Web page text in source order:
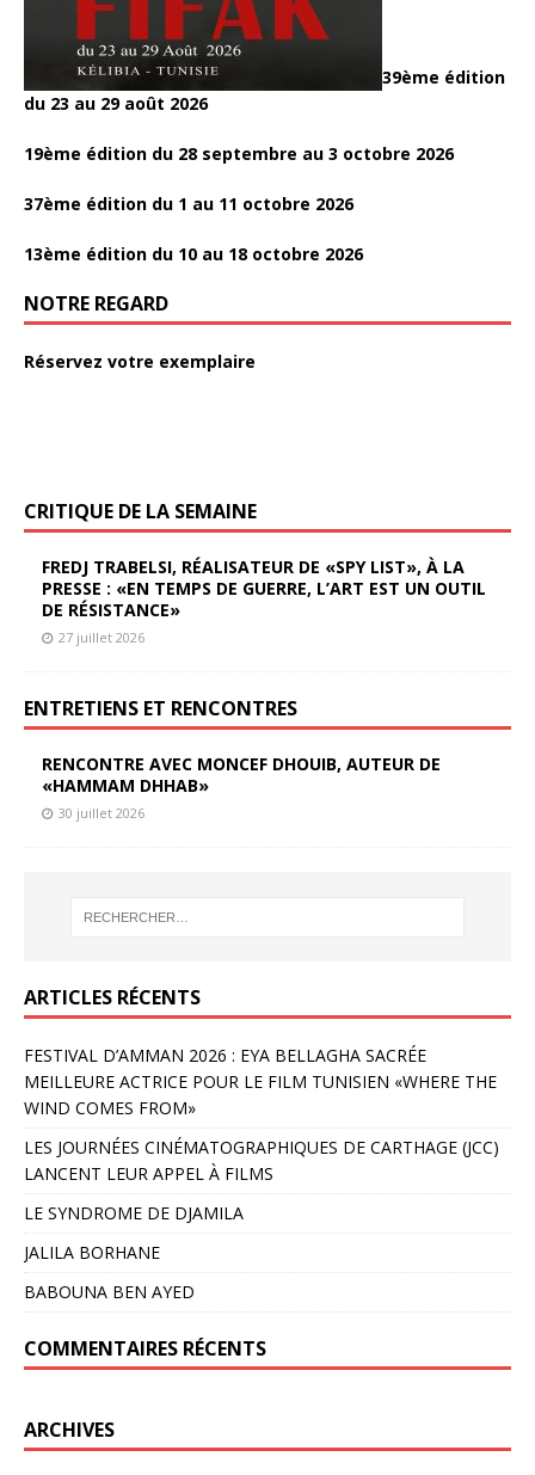
39ème édition
du 23 au 29 août 2026
19ème édition du 28 septembre au 3 octobre 2026
37ème édition du 1 au 11 octobre 2026
13ème édition du 10 au 18 octobre 2026
NOTRE REGARD
Réservez votre exemplaire
CRITIQUE DE LA SEMAINE
FREDJ TRABELSI, RÉALISATEUR DE «SPY LIST», À LA
PRESSE : «EN TEMPS DE GUERRE, L’ART EST UN OUTIL
DE RÉSISTANCE»
27 juillet 2026
ENTRETIENS ET RENCONTRES
RENCONTRE AVEC MONCEF DHOUIB, AUTEUR DE
«HAMMAM DHHAB»
30 juillet 2026
ARTICLES RÉCENTS
FESTIVAL D’AMMAN 2026 : EYA BELLAGHA SACRÉE
MEILLEURE ACTRICE POUR LE FILM TUNISIEN «WHERE THE
WIND COMES FROM»
LES JOURNÉES CINÉMATOGRAPHIQUES DE CARTHAGE (JCC)
LANCENT LEUR APPEL À FILMS
LE SYNDROME DE DJAMILA
JALILA BORHANE
BABOUNA BEN AYED
COMMENTAIRES RÉCENTS
ARCHIVES